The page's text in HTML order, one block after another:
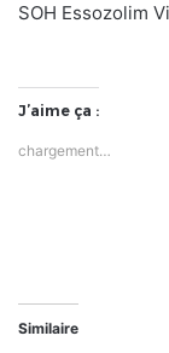
SOH Essozolim
J’aime ça :
chargement…
Similaire